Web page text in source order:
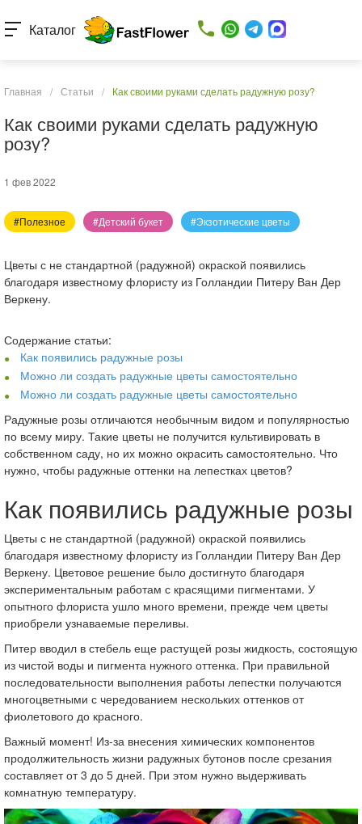
Каталог
Главная / Статьи / Как своими руками сделать радужную розу?
Как своими руками сделать радужную
розу?
1 фев 2022
#Полезное #Детский букет #Экзотические цветы
Цветы с не стандартной (радужной) окраской появились
благодаря известному флористу из Голландии Питеру Ван Дер
Веркену.
Содержание статьи:
Как появились радужные розы
Можно ли создать радужные цветы самостоятельно
Можно ли создать радужные цветы самостоятельно
Радужные розы отличаются необычным видом и популярностью
по всему миру. Такие цветы не получится культивировать в
собственном саду, но их можно окрасить самостоятельно. Что
нужно, чтобы радужные оттенки на лепестках цветов?
Как появились радужные розы
Цветы с не стандартной (радужной) окраской появились
благодаря известному флористу из Голландии Питеру Ван Дер
Веркену. Цветовое решение было достигнуто благодаря
экспериментальным работам с красящими пигментами. У
опытного флориста ушло много времени, прежде чем цветы
приобрели узнаваемые переливы.
Питер вводил в стебель еще растущей розы жидкость, состоящую
из чистой воды и пигмента нужного оттенка. При правильной
последовательности выполнения работы лепестки получаются
многоцветными с чередованием нескольких оттенков от
фиолетового до красного.
Важный момент! Из-за внесения химических компонентов
продолжительность жизни радужных бутонов после срезания
составляет от 3 до 5 дней. При этом нужно выдерживать
комнатную температуру.